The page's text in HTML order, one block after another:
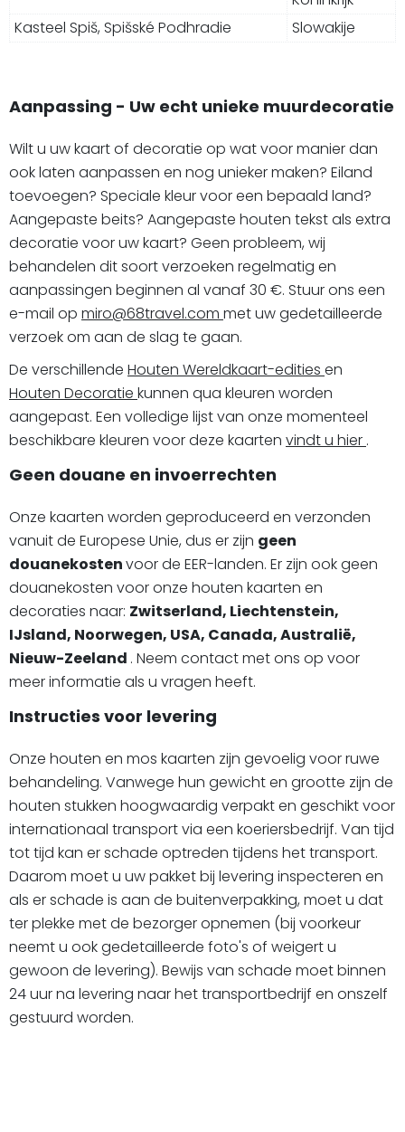
Kasteel Spiš, Spišské Podhradie
Slowakije
Aanpassing - Uw echt unieke muurdecoratie
Wilt u uw kaart of decoratie op wat voor manier dan
ook laten aanpassen en nog unieker maken? Eiland
toevoegen? Speciale kleur voor een bepaald land?
Aangepaste beits? Aangepaste houten tekst als extra
decoratie voor uw kaart? Geen probleem, wij
behandelen dit soort verzoeken regelmatig en
aanpassingen beginnen al vanaf 30 €. Stuur ons een
e-mail op miro@68travel.com met uw gedetailleerde
verzoek om aan de slag te gaan.
De verschillende Houten Wereldkaart-edities en
Houten Decoratie kunnen qua kleuren worden
aangepast. Een volledige lijst van onze momenteel
beschikbare kleuren voor deze kaarten vindt u hier .
Geen douane en invoerrechten
Onze kaarten worden geproduceerd en verzonden
vanuit de Europese Unie, dus er zijn geen
douanekostenvoor de EER-landen. Er zijn ook geen
douanekosten voor onze houten kaarten en
decoraties naar: Zwitserland, Liechtenstein,
IJsland, Noorwegen, USA, Canada, Australië,
Nieuw-Zeeland . Neem contact met ons op voor
meer informatie als u vragen heeft.
Instructies voor levering
Onze houten en mos kaarten zijn gevoelig voor ruwe
behandeling. Vanwege hun gewicht en grootte zijn de
houten stukken hoogwaardig verpakt en geschikt voor
internationaal transport via een koeriersbedrijf. Van tijd
tot tijd kan er schade optreden tijdens het transport.
Daarom moet u uw pakket bij levering inspecteren en
als er schade is aan de buitenverpakking, moet u dat
ter plekke met de bezorger opnemen (bij voorkeur
neemt u ook gedetailleerde foto's of weigert u
gewoon de levering). Bewijs van schade moet binnen
24 uur na levering naar het transportbedrijf en onszelf
gestuurd worden.